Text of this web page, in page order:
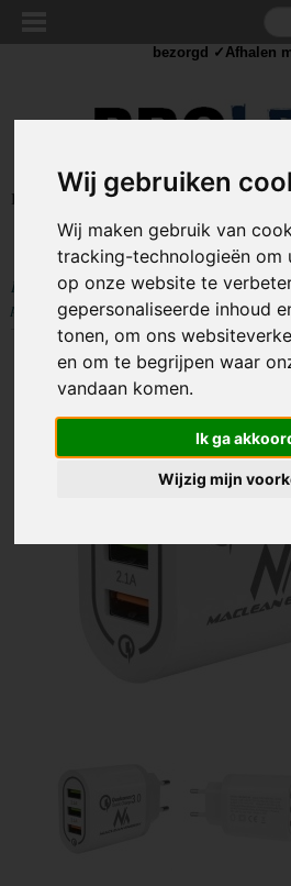
Wij gebruiken
Wij maken gebruik van
tracking-technologieën om
op onze website te
gepersonaliseerde inhoud
tonen, om ons
en om te begrijpen waar
vandaan komen.
Ik ga
Wijzig mijn
Inloggen Registreren
Home >STROOM >Opladers> USB
poorten
bezorgd ✓Afhalen